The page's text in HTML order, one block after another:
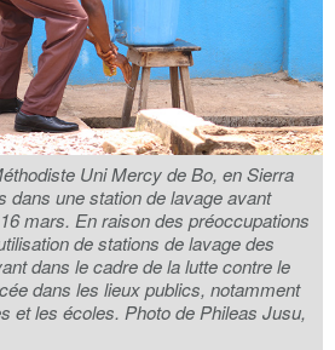
Uni Mercy de Bo, en Sierra
dans une station de lavage avant
mars. En raison des préoccupations
de stations de lavage des
dans le cadre de la lutte contre le
dans les lieux publics, notamment
et les écoles. Photo de Phileas Jusu,